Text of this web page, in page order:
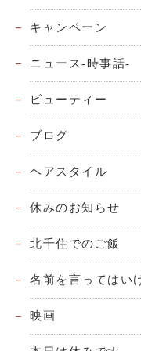
キャンペーン
ニュース-時事話-
ビューティー
ブログ
ヘアスタイル
休みのお知らせ
北千住でのご飯
名前を言ってはい
映画